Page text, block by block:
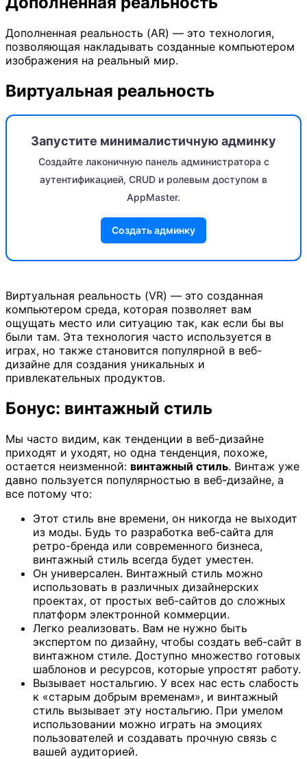
Дополненная реальность (AR) — это технология,
позволяющая накладывать созданные компьютером
изображения на реальный мир.
Виртуальная реальность
Запустите минималистичную админку
Создайте лаконичную панель администратора с
аутентификацией, CRUD и ролевым доступом в
AppMaster.
Создать админку
Виртуальная реальность (VR) — это созданная
компьютером среда, которая позволяет вам
ощущать место или ситуацию так, как если бы вы
были там. Эта технология часто используется в
играх, но также становится популярной в веб-
дизайне для создания уникальных и
привлекательных продуктов.
Бонус: винтажный стиль
Мы часто видим, как тенденции в веб-дизайне
приходят и уходят, но одна тенденция, похоже,
остается неизменной: винтажный стиль. Винтаж уже
давно пользуется популярностью в веб-дизайне, а
все потому что:
Этот стиль вне времени, он никогда не выходит
из моды. Будь то разработка веб-сайта для
ретро-бренда или современного бизнеса,
винтажный стиль всегда будет уместен.
Он универсален. Винтажный стиль можно
использовать в различных дизайнерских
проектах, от простых веб-сайтов до сложных
платформ электронной коммерции.
Легко реализовать. Вам не нужно быть
экспертом по дизайну, чтобы создать веб-сайт в
винтажном стиле. Доступно множество готовых
шаблонов и ресурсов, которые упростят работу.
Вызывает ностальгию. У всех нас есть слабость
к «старым добрым временам», и винтажный
стиль вызывает эту ностальгию. При умелом
использовании можно играть на эмоциях
пользователей и создавать прочную связь с
вашей аудиторией.